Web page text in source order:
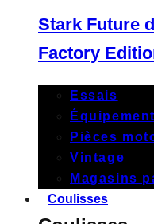
Stark Future
Factory
Essais
Pièces
Vintage
Magasins
Coulisses